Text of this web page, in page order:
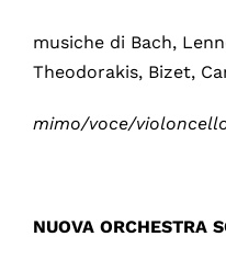
musiche di Bach,
Theodorakis, Bizet,
mimo/voce/
NUOVA ORCHESTRA